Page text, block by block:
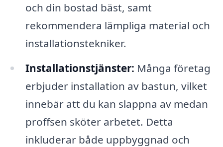
och din bostad bäst, samt
rekommendera lämpliga material och
installationstekniker.
Installationstjänster: Många företag
erbjuder installation av bastun, vilket
innebär att du kan slappna av medan
proffsen sköter arbetet. Detta
inkluderar både uppbyggnad och